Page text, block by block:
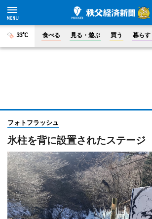
33°C 食べる 見る・遊ぶ 買う 暮らす
フォトフラッシュ
氷柱を背に設置されたステージ